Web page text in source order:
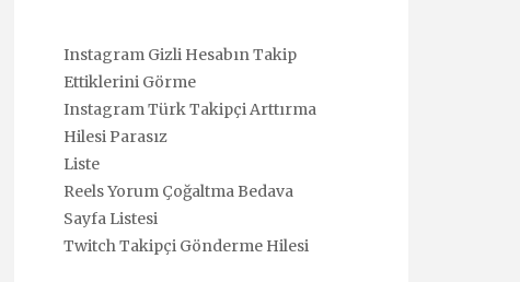
Instagram Gizli Hesabın Takip
Ettiklerini Görme
Instagram Türk Takipçi Arttırma
Hilesi Parasız
Liste
Reels Yorum Çoğaltma Bedava
Sayfa Listesi
Twitch Takipçi Gönderme Hilesi